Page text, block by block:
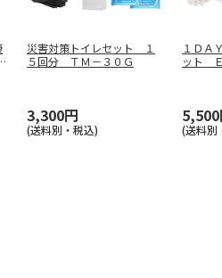
災害対策トイレセット １
５回分 ＴＭ－３０Ｇ
3,300円
(送料別・税込)
１ＤＡ
ット
(送料別